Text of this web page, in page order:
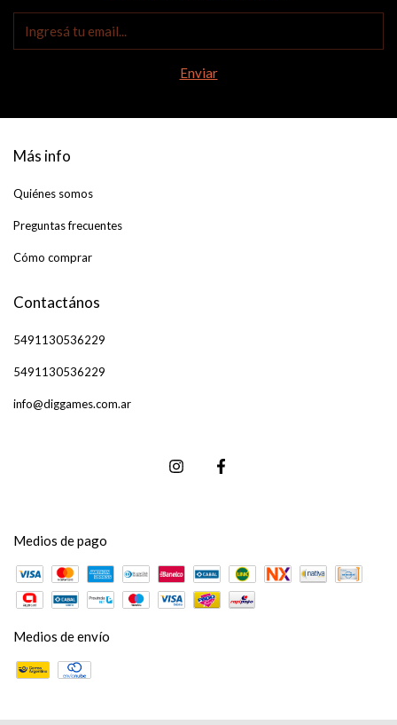
Más info
Quiénes somos
Preguntas frecuentes
Cómo comprar
Contactános
5491130536229
5491130536229
info@diggames.com.ar
Medios de pago
Medios de envío